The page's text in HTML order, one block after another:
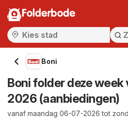
Folderbode
Boni
Boni folder deze
2026 (aanbiedingen)
vanaf maandag 06-07-2026 tot